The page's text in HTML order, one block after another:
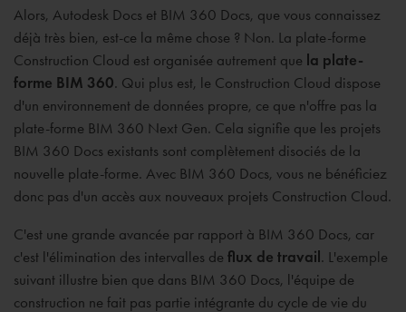
Alors, Autodesk Docs et BIM 360 Docs, que vous connaissez
déjà très bien, est-ce la même chose ? Non. La plate-forme
Construction Cloud est organisée autrement que la plate-
forme BIM 360. Qui plus est, le Construction Cloud dispose
d'un environnement de données propre, ce que n'offre pas la
plate-forme BIM 360 Next Gen. Cela signifie que les projets
BIM 360 Docs existants sont complètement disociés de la
nouvelle plate-forme. Avec BIM 360 Docs, vous ne bénéficiez
donc pas d'un accès aux nouveaux projets Construction Cloud.
C'est une grande avancée par rapport à BIM 360 Docs, car
c'est l'élimination des intervalles de flux de travail . L'exemple
suivant illustre bien que dans BIM 360 Docs, l'équipe de
construction ne fait pas partie intégrante du cycle de vie du